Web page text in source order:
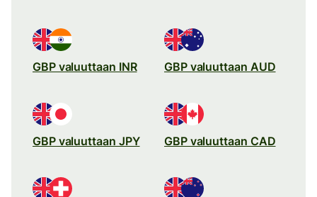
GBP valuuttaan INR GBP valuuttaan AUD
GBP valuuttaan JPY GBP valuuttaan CAD